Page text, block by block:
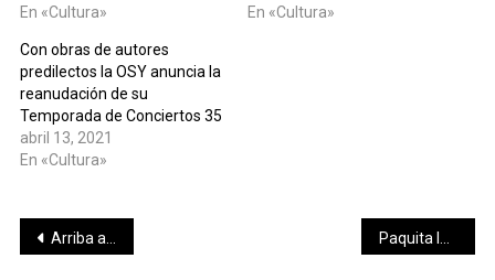
En «Cultura»
En «Cultura»
Con obras de autores
predilectos la OSY anuncia la
reanudación de su
Temporada de Conciertos 35
abril 13, 2021
En «Cultura»
Navegación
Arriba a Yucatán medicamento para pacientes con tratamientos oncológicos